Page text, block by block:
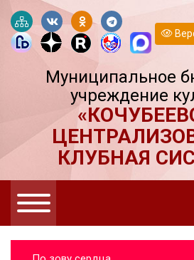
Муниципальное
учреждение
КЛУБНАЯ